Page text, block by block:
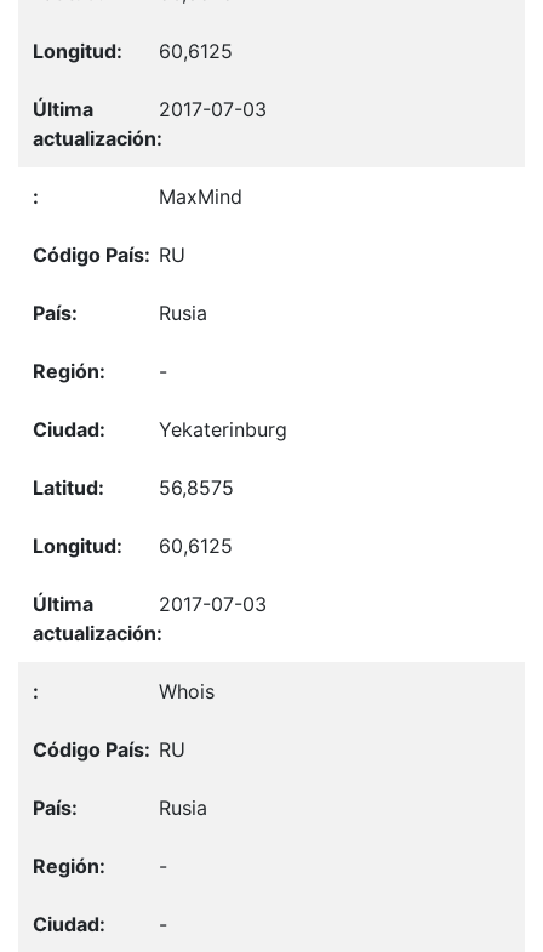
60,6125
2017-07-03
MaxMind
RU
Rusia
-
Yekaterinburg
56,8575
60,6125
2017-07-03
Whois
RU
Rusia
-
-